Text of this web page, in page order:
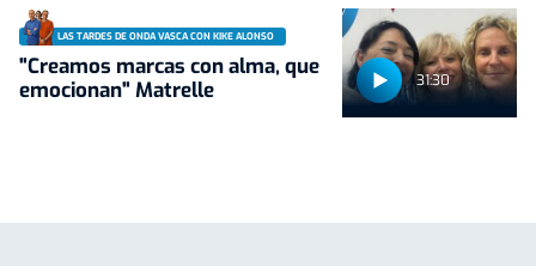
31:30
LAS TARDES DE ONDA VASCA CON KIKE ALONSO
"Creamos marcas con alma, que
emocionan" Matrelle